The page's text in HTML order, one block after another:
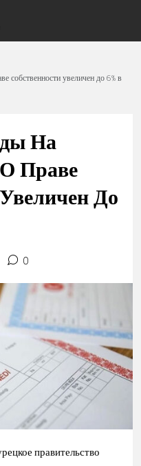
собственности увеличен до 6% в
На
Праве
До
0
правительство